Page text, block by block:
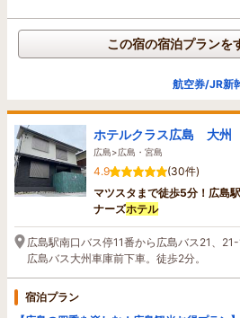
この宿の宿泊プランを
航空券/JR新
ホテルクラス広島 大州
広島>広島・宮島
4.9
(30件)
マツスタまで徒歩5分！広島
ナーズホテル
広島駅南口バス停11番から広島バス21、
広島バス大州車庫前下車。徒歩2分。
宿泊プラン